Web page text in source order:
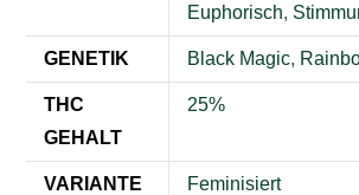
Euphorisch,
GENETIK Black Magic,
THC
GEHALT
25%
VARIANTE Feminisiert